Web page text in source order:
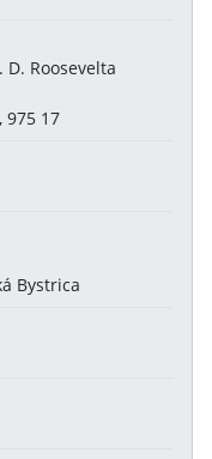
Roosevelta
975 17
Bystrica